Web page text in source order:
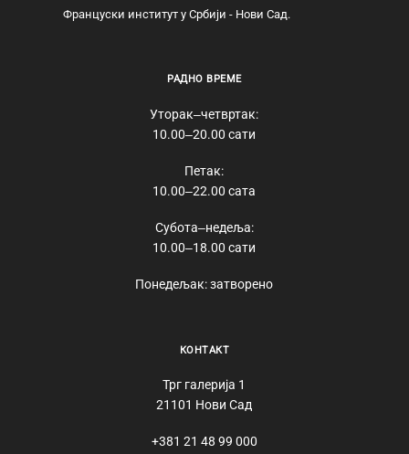
Француски институт у Србији - Нови Сад.
РАДНО ВРЕМЕ
Уторак‒четвртак:
10.00‒20.00 сати
Петак:
10.00‒22.00 сата
Субота‒недеља:
10.00‒18.00 сати
Понедељак: затворено
КОНТАКТ
Трг галерија 1
21101 Нови Сад
+381 21 48 99 000